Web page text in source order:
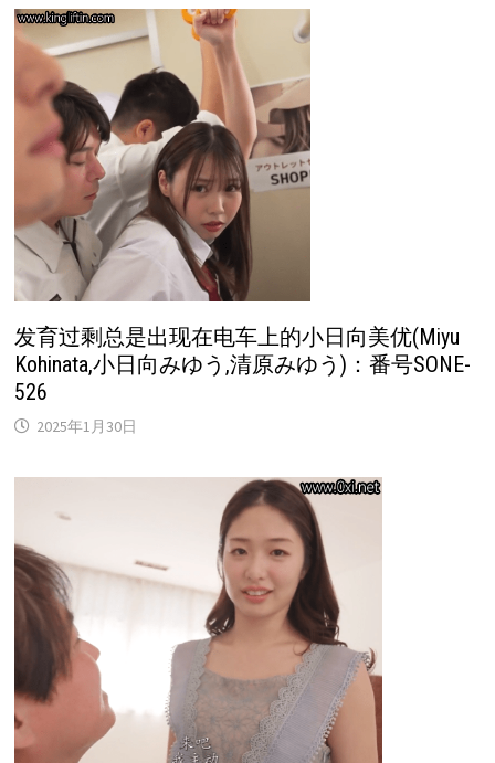
发育过剩总是出现在电车上的小日向美优(Miyu
Kohinata,小日向みゆう,清原みゆう)：番号SONE-
526
2025年1月30日